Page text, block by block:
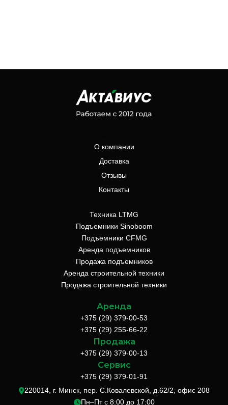
О компании
Доставка
Отзывы
Контакты
Техника LTMG
Подъемники Sinoboom
Подъемники CFMG
Аренда подъемников
Продажа подъемников
Аренда строительной техники
Продажа строительной техники
Аренда
+375 (29) 379-00-53
+375 (29) 255-66-22
Продажа
+375 (29) 379-00-13
Сервис
+375 (29) 379-01-91
220014, г. Минск, пер. С.Ковалевской, д.62/2, офис 208
Пн–Пт с 8:00 до 17:00